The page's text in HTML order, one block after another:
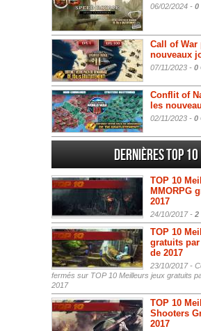
06/02/2024 - 0
Call of War
nouveaux
07/11/2023 - 0
Conflit of
les
02/11/2023 - 0
Dernières Top 10
TOP 10
MMORPG
2017
24/10/2017 - 2
TOP 10
gratuits
de 2017
23/10/2017 -
fermés sur TOP 10 Meilleurs jeux gratuits
2017
TOP 10
Shooters
2017